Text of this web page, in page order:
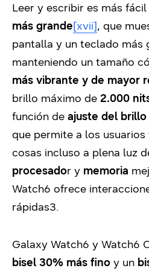
Leer y escribir es más fácil
más grande[xvii], que
pantalla y un teclado más
manteniendo un tamaño
más vibrante y de mayor
brillo máximo de 2.000
función de ajuste del brillo
que permite a los
cosas incluso a plena luz
procesador y memoria
Watch6 ofrece
rápidas3.
Galaxy Watch6 y Watch6
bisel 30% más fino y un